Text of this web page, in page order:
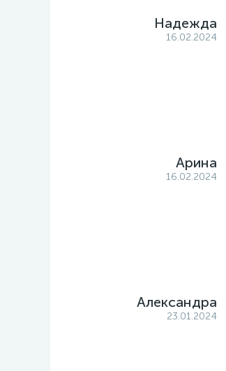
Надежда
16.02.2024
Арина
16.02.2024
Александра
23.01.2024